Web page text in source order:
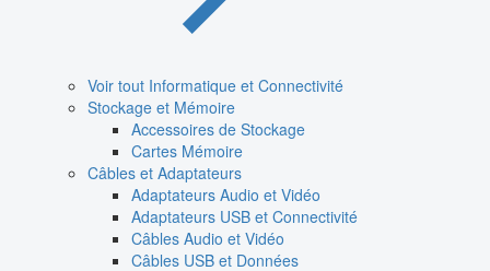
Voir tout Informatique et Connectivité
Stockage et Mémoire
Accessoires de Stockage
Cartes Mémoire
Câbles et Adaptateurs
Adaptateurs Audio et Vidéo
Adaptateurs USB et Connectivité
Câbles Audio et Vidéo
Câbles USB et Données